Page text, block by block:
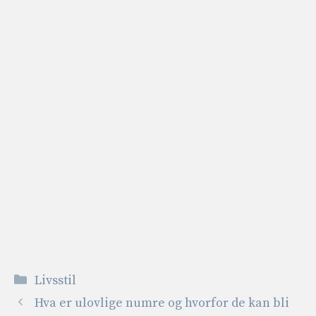
Kategorier
Livsstil
Hva er ulovlige numre og hvorfor de kan bli